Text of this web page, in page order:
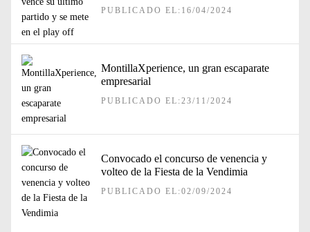
PUBLICADO EL:16/04/2024
MontillaXperience, un gran escaparate
empresarial
PUBLICADO EL:23/11/2024
Convocado el concurso de venencia y
volteo de la Fiesta de la Vendimia
PUBLICADO EL:02/09/2024